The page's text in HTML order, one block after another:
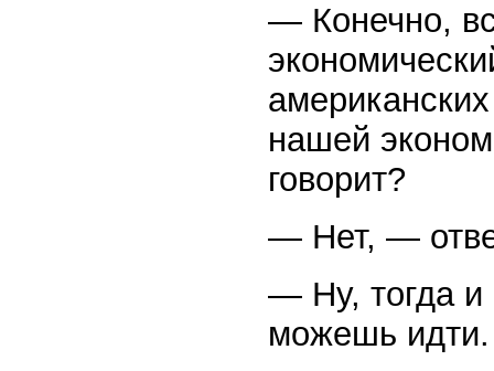
— Конечно,
нашей
говорит?
— Нет, —
— Ну, тогда и
можешь идти.